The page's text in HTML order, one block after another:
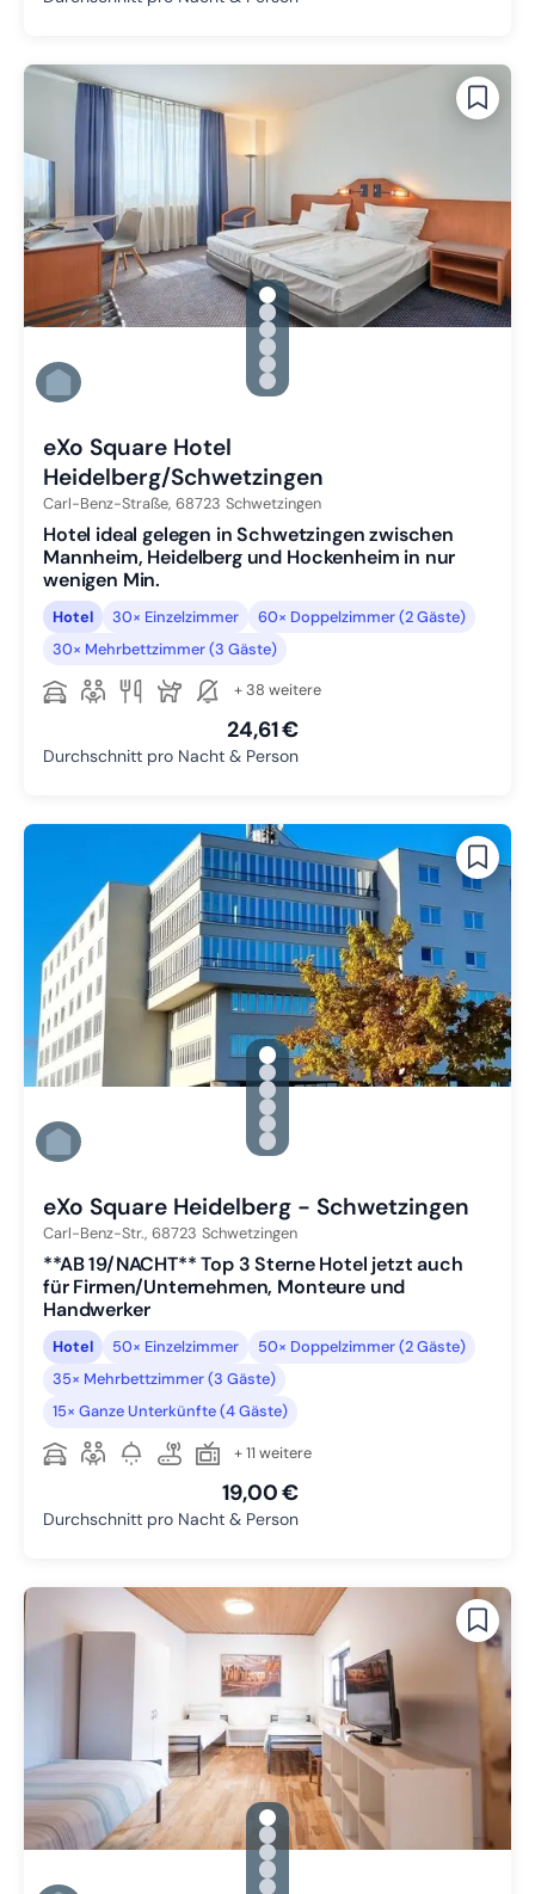
gallery.slide_selector
Zu Slide 1 wechseln
Zu Slide 2 wechseln
Zu Slide 3 wechseln
Zu Slide 4 wechseln
Zu Slide 5 wechseln
Zu Slide 6 wechseln
eXo Square Hotel
Heidelberg/Schwetzingen
Carl-Benz-Straße, 68723 Schwetzingen
Hotel ideal gelegen in Schwetzingen zwischen
Mannheim, Heidelberg und Hockenheim in nur
wenigen Min.
Hotel 30× Einzelzimmer
60× Doppelzimmer (2 Gäste)
30× Mehrbettzimmer (3 Gäste)
+ 38 weitere
24,61 €
Durchschnitt pro Nacht & Person
gallery.slide_selector
Zu Slide 1 wechseln
Zu Slide 2 wechseln
Zu Slide 3 wechseln
Zu Slide 4 wechseln
Zu Slide 5 wechseln
Zu Slide 6 wechseln
eXo Square Heidelberg - Schwetzingen
Carl-Benz-Str., 68723 Schwetzingen
**AB 19/NACHT** Top 3 Sterne Hotel jetzt auch
für Firmen/Unternehmen, Monteure und
Handwerker
Hotel 50× Einzelzimmer
50× Doppelzimmer (2 Gäste)
35× Mehrbettzimmer (3 Gäste)
15× Ganze Unterkünfte (4 Gäste)
+ 11 weitere
19,00 €
Durchschnitt pro Nacht & Person
gallery.slide_selector
Zu Slide 1 wechseln
Zu Slide 2 wechseln
Zu Slide 3 wechseln
Zu Slide 4 wechseln